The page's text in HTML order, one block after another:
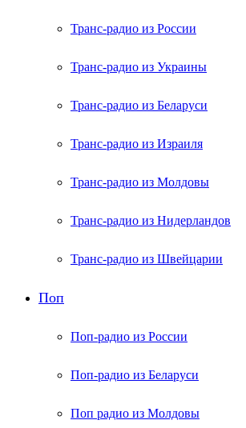
Транс-радио из России
Транс-радио из Украины
Транс-радио из Беларуси
Транс-радио из Израиля
Транс-радио из Молдовы
Транс-радио из Нидерландов
Транс-радио из Швейцарии
Поп
Поп-радио из России
Поп-радио из Беларуси
Поп радио из Молдовы